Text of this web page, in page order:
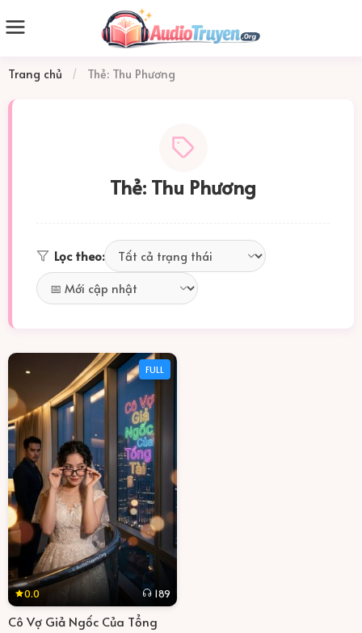
Trang chủ / Thẻ: Thu Phương
Thẻ: Thu Phương
Lọc theo:
FULL
0.0 189
Cô Vợ Giả Ngốc Của Tổng